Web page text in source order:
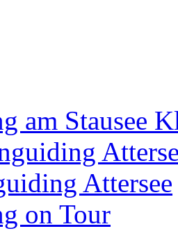
am Stausee
Attersee
on Tour